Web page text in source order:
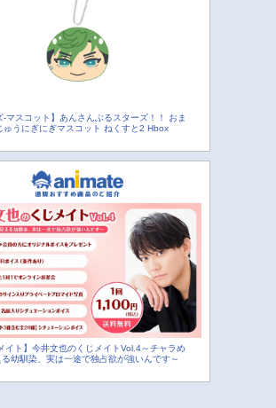
-マスコット】あんさんぶるスターズ！！ おま
ゅうにぎにぎマスコット ねくすと2 Hbox
イト】今井文也のくじメイトVol.4～チャラめ
る幼馴染、実は一途で独占欲が強いんです～